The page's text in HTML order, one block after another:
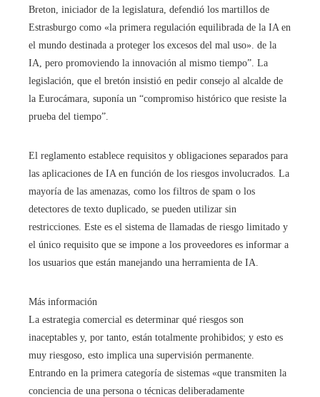
Breton, iniciador de la legislatura, defendió los martillos de
Estrasburgo como «la primera regulación equilibrada de la IA en
el mundo destinada a proteger los excesos del mal uso». de la
IA, pero promoviendo la innovación al mismo tiempo”. La
legislación, que el bretón insistió en pedir consejo al alcalde de
la Eurocámara, suponía un “compromiso histórico que resiste la
prueba del tiempo”.
El reglamento establece requisitos y obligaciones separados para
las aplicaciones de IA en función de los riesgos involucrados. La
mayoría de las amenazas, como los filtros de spam o los
detectores de texto duplicado, se pueden utilizar sin
restricciones. Este es el sistema de llamadas de riesgo limitado y
el único requisito que se impone a los proveedores es informar a
los usuarios que están manejando una herramienta de IA.
Más información
La estrategia comercial es determinar qué riesgos son
inaceptables y, por tanto, están totalmente prohibidos; y esto es
muy riesgoso, esto implica una supervisión permanente.
Entrando en la primera categoría de sistemas «que transmiten la
conciencia de una persona o técnicas deliberadamente